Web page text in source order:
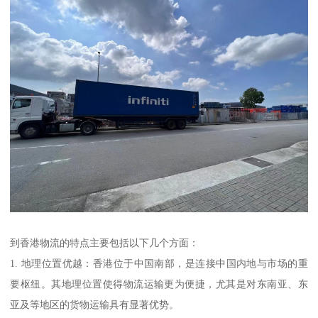
到香港物流的特点主要包括以下几个方面：
1. 地理位置优越：香港位于中国南部，是连接中国内地与市场的重
要枢纽。其地理位置使得物流运输更为便捷，尤其是对东南亚、东
亚及等地区的货物运输具有显著优势。